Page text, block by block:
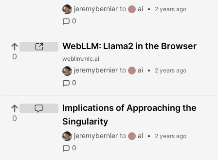
jeremybernier to ai • 2 years ago
0
0
WebLLM: Llama2 in the Browser
webllm.mlc.ai
jeremybernier to ai • 2 years ago
0
0
Implications of Approaching the
Singularity
jeremybernier to ai • 2 years ago
0